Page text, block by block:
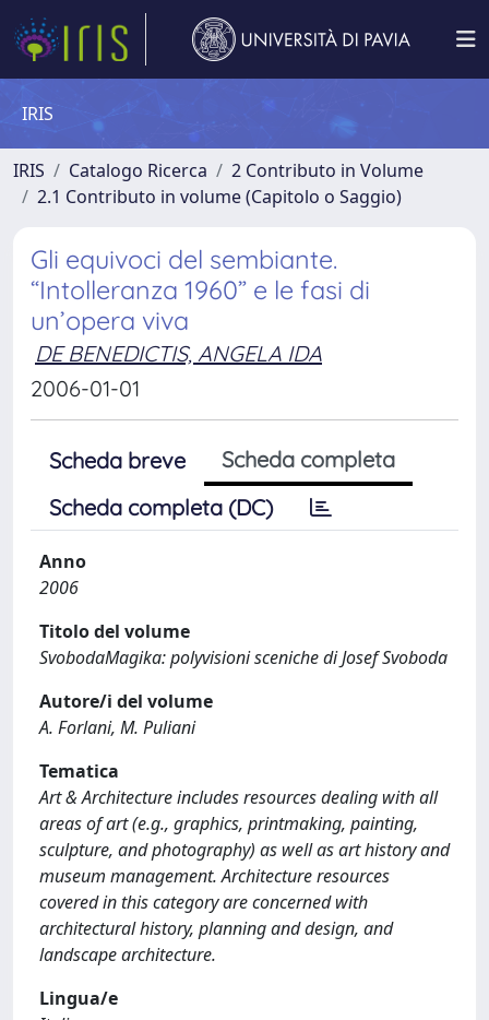
IRIS
IRIS Catalogo Ricerca
2 Contributo in Volume
2.1 Contributo in volume (Capitolo o Saggio)
Gli equivoci del sembiante.
“Intolleranza 1960” e le fasi di
un’opera viva
DE BENEDICTIS, ANGELA IDA
2006-01-01
Scheda breve
Scheda completa
Scheda completa (DC)
Anno
2006
Titolo del volume
SvobodaMagika: polyvisioni sceniche di Josef Svoboda
Autore/i del volume
A. Forlani, M. Puliani
Tematica
Art & Architecture includes resources dealing with all
areas of art (e.g., graphics, printmaking, painting,
sculpture, and photography) as well as art history and
museum management. Architecture resources
covered in this category are concerned with
architectural history, planning and design, and
landscape architecture.
Lingua/e